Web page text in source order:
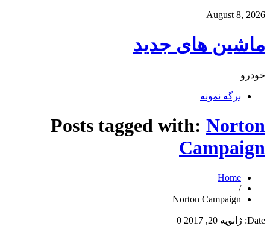
August 8, 2026
ماشین های جدید
خودرو
برگه نمونه
Posts tagged with: Norton
Campaign
Home
/
Norton Campaign
Date: ژانویه 20, 2017 0